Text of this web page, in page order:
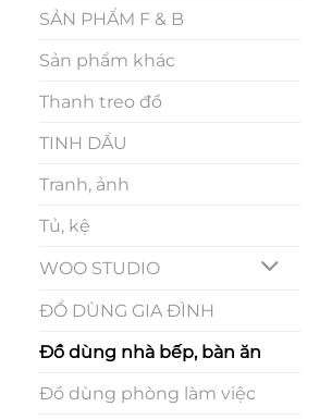
SẢN PHẨM F & B
Sản phẩm khác
Thanh treo đồ
TINH DẦU
Tranh, ảnh
Tủ, kệ
WOO STUDIO
ĐỒ DÙNG GIA ĐÌNH
Đồ dùng nhà bếp, bàn ăn
Đồ dùng phòng làm việc